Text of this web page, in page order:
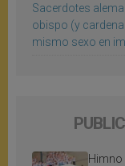
Sacerdotes
obispo (y
mismo sexo en
Himno